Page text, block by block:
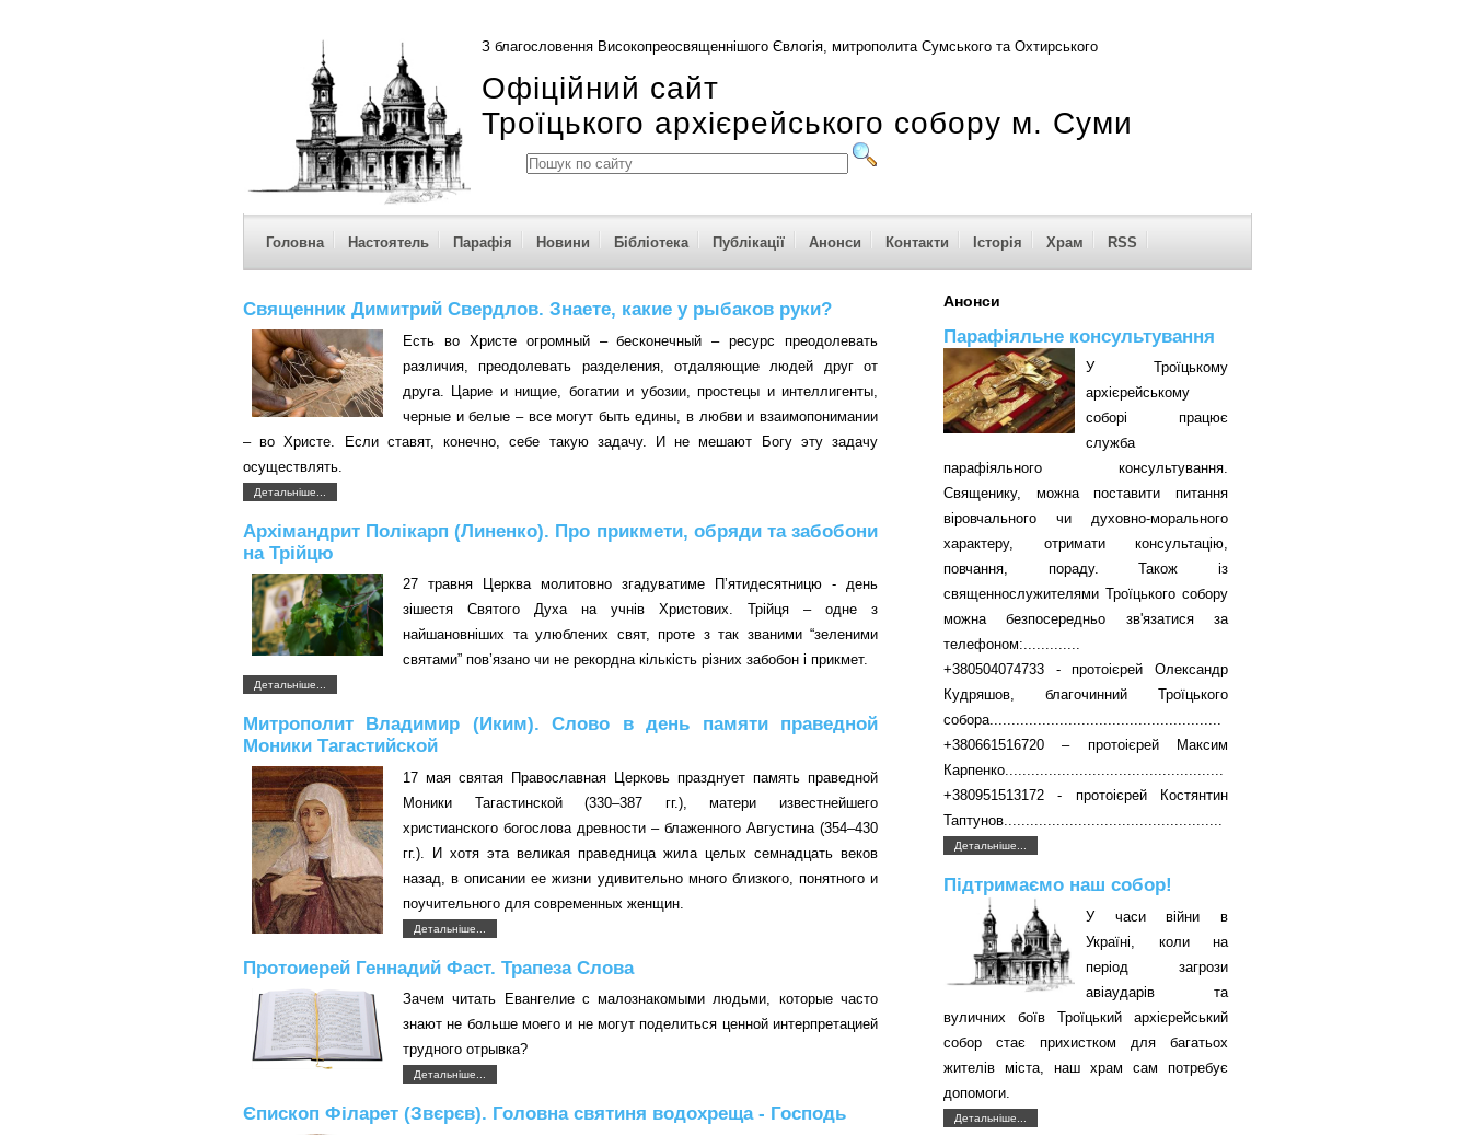
З благословення Високопреосвященнішого Євлогія, митрополита Сумського та Охтирського
Офіційний сайт
Троїцького архієрейського собору м. Суми
Головна Настоятель Парафія Новини Бібліотека Публікації Анонси Контакти Історія Храм RSS
Священник Димитрий Свердлов. Знаете, какие у рыбаков руки?
Есть во Христе огромный – бесконечный – ресурс преодолевать
различия, преодолевать разделения, отдаляющие людей друг от
друга. Царие и нищие, богатии и убозии, простецы и интеллигенты,
черные и белые – все могут быть едины, в любви и взаимопонимании
– во Христе. Если ставят, конечно, себе такую задачу. И не мешают Богу эту задачу
осуществлять.
Детальніше...
Архімандрит Полікарп (Линенко). Про прикмети, обряди та забобони
на Трійцю
27 травня Церква молитовно згадуватиме П’ятидесятницю - день
зішестя Святого Духа на учнів Христових. Трійця – одне з
найшановніших та улюблених свят, проте з так званими “зеленими
святами” пов’язано чи не рекордна кількість різних забобон і прикмет.
Детальніше...
Митрополит Владимир (Иким). Слово в день памяти праведной
Моники Тагастийской
17 мая святая Православная Церковь празднует память праведной
Моники Тагастинской (330–387 гг.), матери известнейшего
христианского богослова древности – блаженного Августина (354–430
гг.). И хотя эта великая праведница жила целых семнадцать веков
назад, в описании ее жизни удивительно много близкого, понятного и
поучительного для современных женщин.
Детальніше...
Протоиерей Геннадий Фаст. Трапеза Слова
Зачем читать Евангелие с малознакомыми людьми, которые часто
знают не больше моего и не могут поделиться ценной интерпретацией
трудного отрывка?
Детальніше...
Єпископ Філарет (Звєрєв). Головна святиня водохреща - Господь
Анонси
Парафіяльне консультування
У Троїцькому
архієрейському
соборі працює
служба
парафіяльного консультування.
Священику, можна поставити питання
віровчального чи духовно-морального
характеру, отримати консультацію,
повчання, пораду. Також із
священнослужителями Троїцького собору
можна безпосередньо зв'язатися за
телефоном:.............
+380504074733 - протоієрей Олександр
Кудряшов, благочинний Троїцького
собора.....................................................
+380661516720 – протоієрей Максим
Карпенко..................................................
+380951513172 - протоієрей Костянтин
Таптунов..................................................
Детальніше...
Підтримаємо наш собор!
У часи війни в
Україні, коли на
період загрози
авіаударів та
вуличних боїв Троїцький архієрейський
собор стає прихистком для багатьох
жителів міста, наш храм сам потребує
допомоги.
Детальніше...